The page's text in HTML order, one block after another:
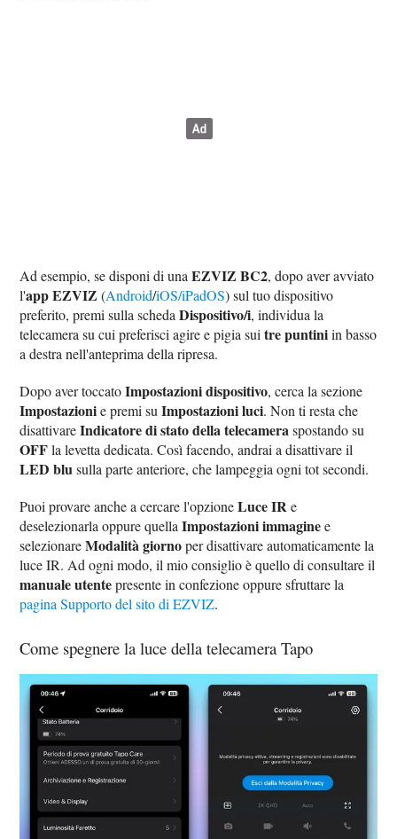
Ad esempio, se disponi di unaEZVIZ BC2, dopo aver avviato
l'app EZVIZ (Android/iOS/iPadOS) sul tuo dispositivo
preferito, premi sulla schedaDispositivo/i, individua la
telecamera su cui preferisci agire e pigia suitre puntiniin basso
a destra nell'anteprima della ripresa.
Dopo aver toccatoImpostazioni dispositivo, cerca la sezione
Impostazionie premi suImpostazioni luci. Non ti resta che
disattivareIndicatore di stato della telecameraspostando su
OFFla levetta dedicata. Così facendo, andrai a disattivare il
LED blusulla parte anteriore, che lampeggia ogni tot secondi.
Puoi provare anche a cercare l'opzioneLuce IRe
deselezionarla oppure quellaImpostazioni immaginee
selezionareModalità giornoper disattivare automaticamente la
luce IR. Ad ogni modo, il mio consiglio è quello di consultare il
manuale utentepresente in confezione oppure sfruttare la
pagina Supporto del sito di EZVIZ.
Come spegnere la luce della telecamera Tapo